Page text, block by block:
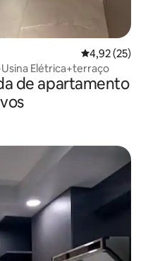
4,92 de uma
4,92 (25)
Elétrica+terraço
de apartamento